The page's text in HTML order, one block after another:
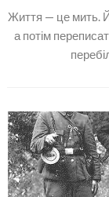
Життя — це мить.
а потім